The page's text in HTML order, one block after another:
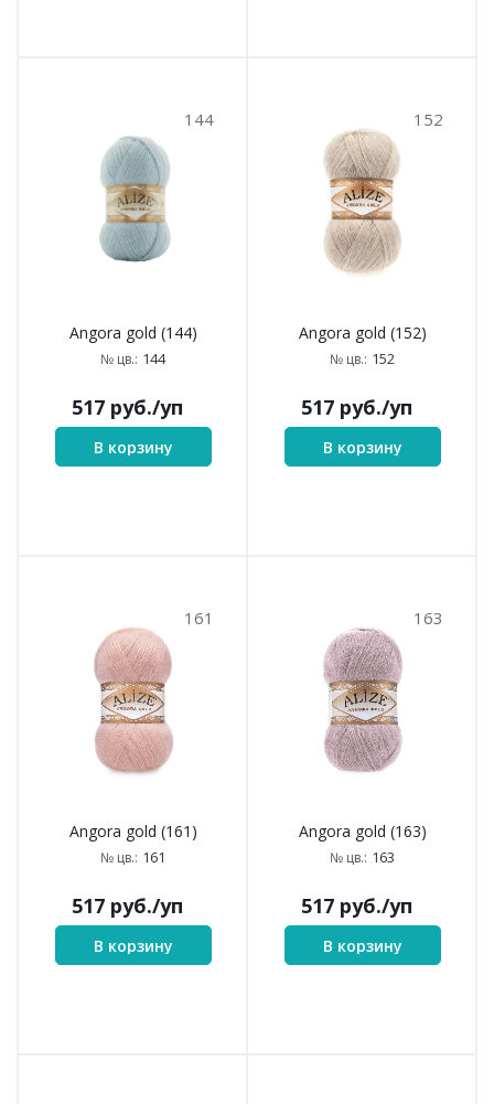
144
Angora gold (144)
№ цв.: 144
517 руб./уп
В корзину
152
Angora gold (152)
№ цв.: 152
517 руб./уп
В корзину
161
Angora gold (161)
№ цв.: 161
517 руб./уп
В корзину
163
Angora gold (163)
№ цв.: 163
517 руб./уп
В корзину